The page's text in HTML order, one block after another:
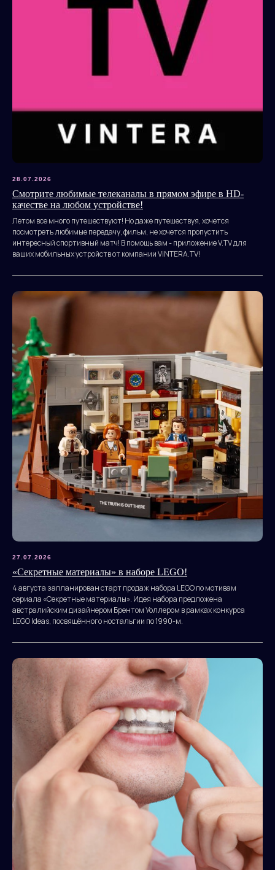
28.07.2026
Смотрите любимые телеканалы в прямом эфире в HD-
качестве на любом устройстве!
Летом все много путешествуют! Но даже путешествуя, хочется
посмотреть любимые передачу, фильм, не хочется пропустить
интересный спортивный матч! В помощь вам - приложение V.TV для
ваших мобильных устройств от компании ViNTERA.TV!
27.07.2026
«Секретные материалы» в наборе LEGO!
4 августа запланирован старт продаж набора LEGO по мотивам
сериала «Секретные материалы». Идея набора предложена
австралийским дизайнером Брентом Уоллером в рамках конкурса
LEGO Ideas, посвящённого ностальгии по 1990-м.